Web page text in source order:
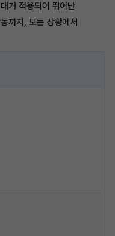
거 적용되어 뛰어난
까지, 모든 상황에서